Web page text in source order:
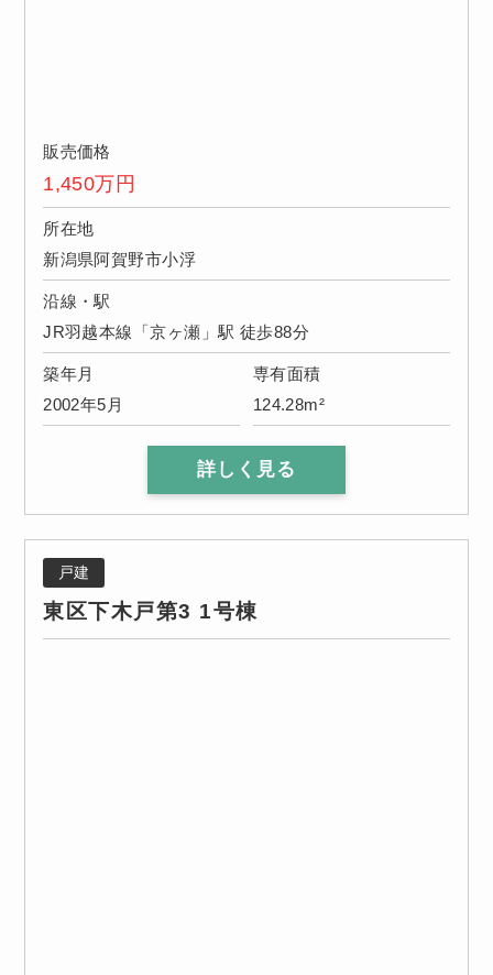
販売価格
1,450万円
所在地
新潟県阿賀野市小浮
沿線・駅
JR羽越本線「京ヶ瀬」駅 徒歩88分
築年月
2002年5月
専有面積
124.28m²
詳しく見る
戸建
東区下木戸第3 1号棟